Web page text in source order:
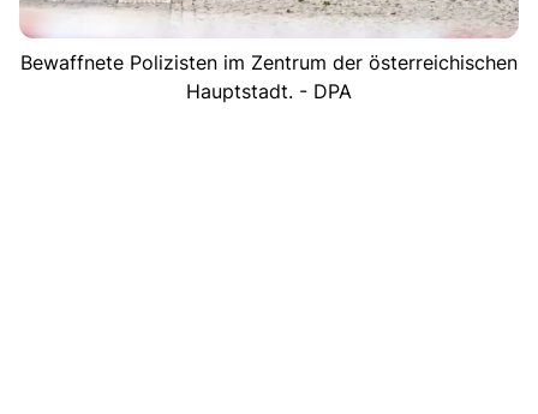
Bewaffnete Polizisten im Zentrum der österreichischen
Hauptstadt. - DPA